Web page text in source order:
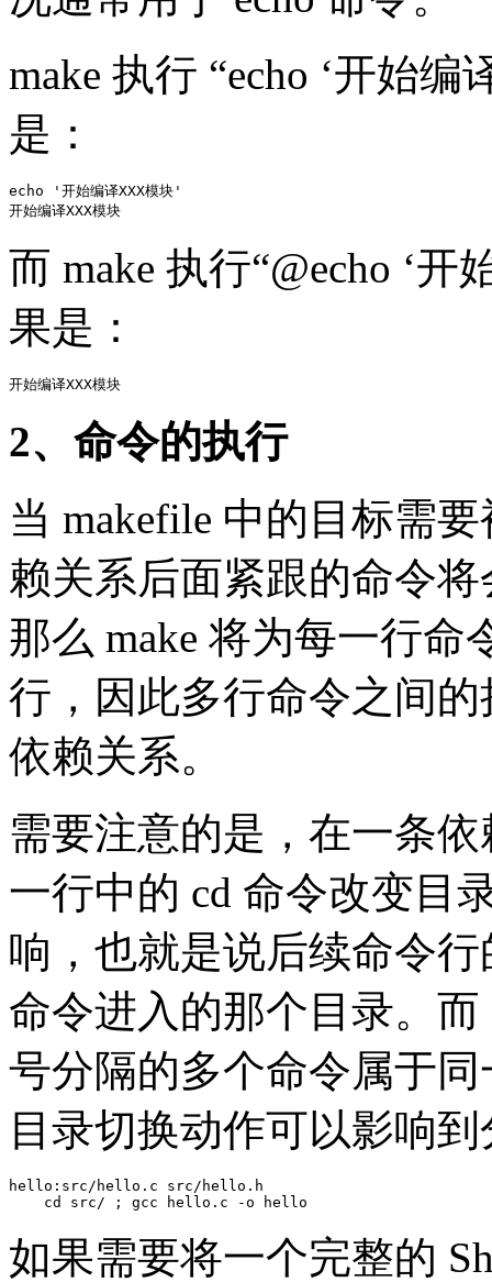
make 执行 “echo ‘开始
是：
echo '开始编译XXX模块'
开始编译XXX模块
而 make 执行“@echo ‘
果是：
开始编译XXX模块
2、命令的执行
当 makefile 中的目标需
赖关系后面紧跟的命令
那么 make 将为每一行命
行，因此多行命令之间
依赖关系。
需要注意的是，在一条
一行中的 cd 命令改变目
响，也就是说后续命令
命令进入的那个目录。
号分隔的多个命令属于
目录切换动作可以影响
hello:src/hello.c src/hello.h
    cd src/ ; gcc hello.c -o hello
如果需要将一个完整的